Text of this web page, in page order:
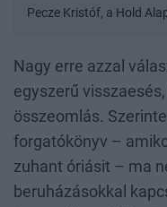
Pecze Kristóf, a Hold
Nagy erre azzal
egyszerű
összeomlás.
forgatókönyv –
zuhant óriásit – ma
beruházásokkal